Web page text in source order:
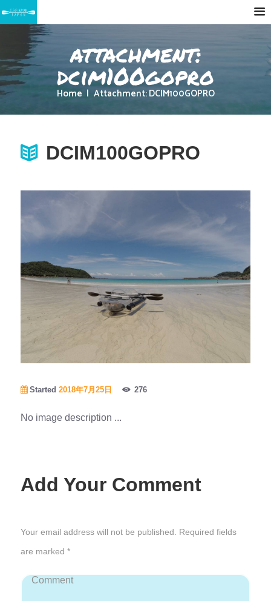
attachment:
dcim100gopro
Home Attachment: DCIM100GOPRO
DCIM100GOPRO
Started 2018年7月25日 276
No image description ...
Add Your Comment
Your email address will not be published. Required fields
are marked *